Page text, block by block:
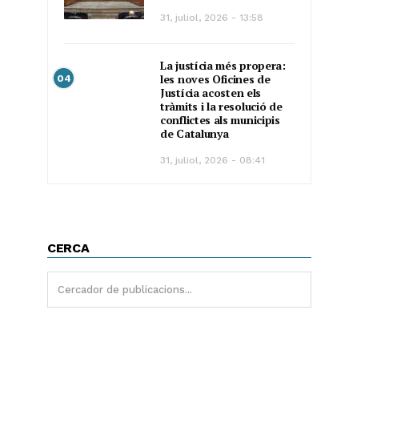
31, juliol, 2026 - 13:58
04
La justícia més propera:
les noves Oficines de
Justícia acosten els
tràmits i la resolució de
conflictes als municipis
de Catalunya
31, juliol, 2026 - 08:41
CERCA